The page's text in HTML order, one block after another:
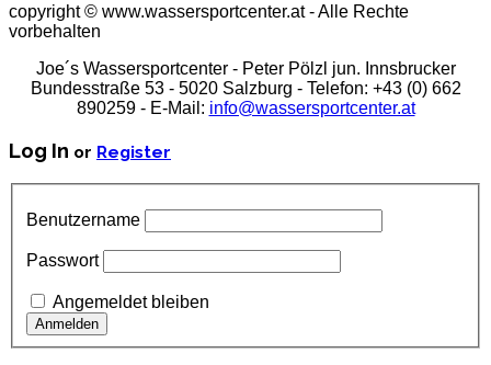
copyright © www.wassersportcenter.at - Alle Rechte
vorbehalten
Joe´s Wassersportcenter - Peter Pölzl jun. Innsbrucker
Bundesstraße 53 - 5020 Salzburg - Telefon: +43 (0) 662
890259 - E-Mail: info@wassersportcenter.at
Log In or Register
Benutzername
Passwort
Angemeldet bleiben